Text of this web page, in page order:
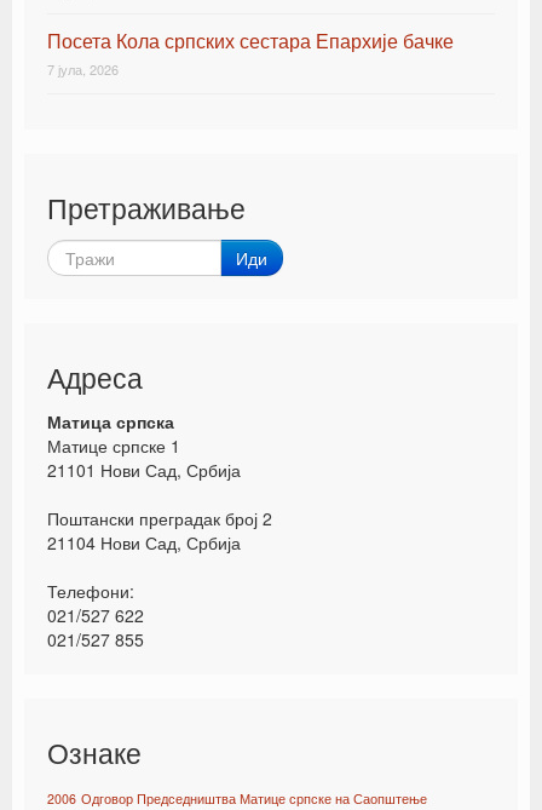
Посета Кола српских сестара Епархије бачке
7 јула, 2026
Претраживање
Иди
Адреса
Матица српска
Матице српске 1
21101 Нови Сад, Србија
Поштански преградак број 2
21104 Нови Сад, Србија
Телефони:
021/527 622
021/527 855
Ознаке
2006 Одговор Председништва Матице српске на Саопштење